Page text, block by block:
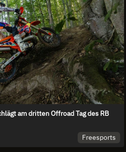
am dritten Offroad Tag des RB
Freesports